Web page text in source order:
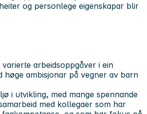
og personlege eigenskapar blir
arbeidsoppgåver i ein
høge ambisjonar på vegner av barn
i utvikling, med mange spennande
med kollegaer som har